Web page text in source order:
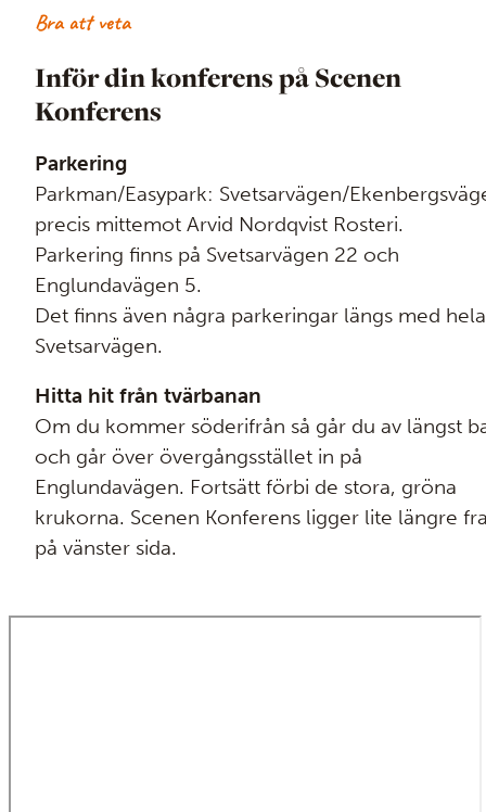
Bra att veta
Inför din konferens på Scenen
Konferens
Parkering
Parkman/Easypark: Svetsarvägen/
precis mittemot Arvid Nordqvist Rosteri.
Parkering finns på Svetsarvägen 22 och
Englundavägen 5.
Det finns även några parkeringar längs med hela
Svetsarvägen.
Hitta hit från tvärbanan
Om du kommer söderifrån så går du av längst
och går över övergångsstället in på
Englundavägen. Fortsätt förbi de stora, gröna
krukorna. Scenen Konferens ligger lite längre
på vänster sida.